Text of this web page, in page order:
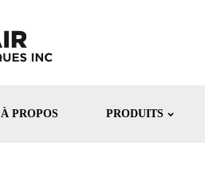
À PROPOS PRODUITS